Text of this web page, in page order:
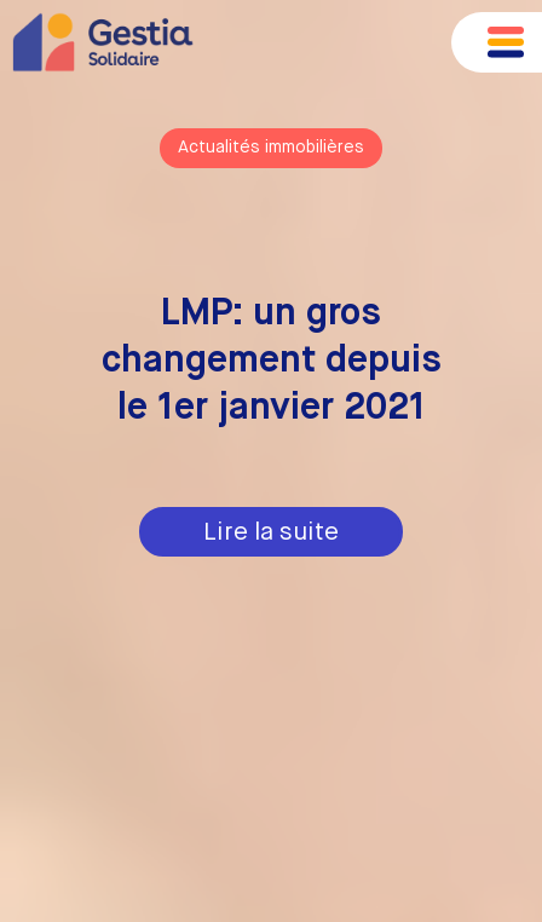
Actualités immobilières
LMP: un gros
changement depuis
le 1er janvier 2021
Lire la suite